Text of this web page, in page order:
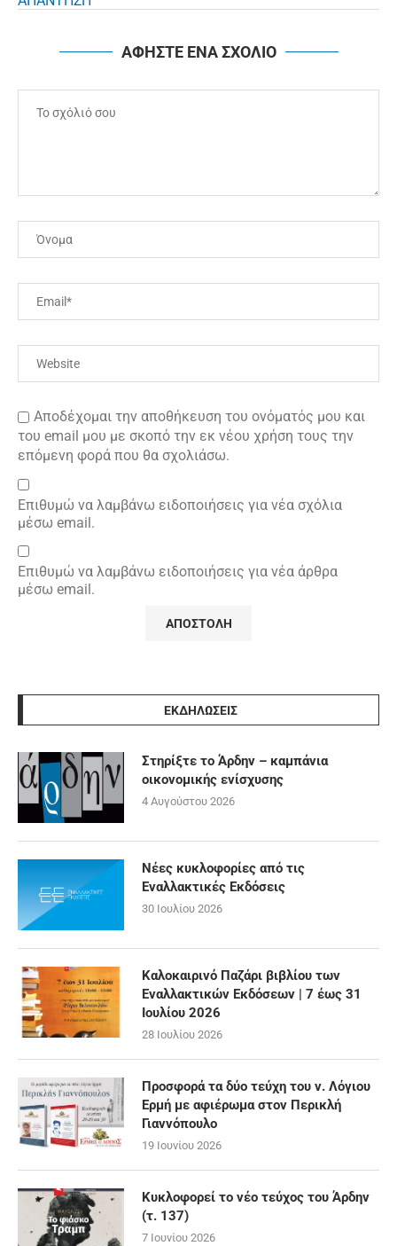
ΑΦΗΣΤΕ ΕΝΑ ΣΧΟΛΙΟ
Αποδέχομαι την αποθήκευση του ονόματός μου και
του email μου με σκοπό την εκ νέου χρήση τους την
επόμενη φορά που θα σχολιάσω.
Επιθυμώ να λαμβάνω ειδοποιήσεις για νέα σχόλια
μέσω email.
Επιθυμώ να λαμβάνω ειδοποιήσεις για νέα άρθρα
μέσω email.
ΕΚΔΗΛΩΣΕΙΣ
Στηρίξτε το Άρδην – καμπάνια
οικονομικής ενίσχυσης
4 Αυγούστου 2026
Νέες κυκλοφορίες από τις
Εναλλακτικές Εκδόσεις
30 Ιουλίου 2026
Καλοκαιρινό Παζάρι βιβλίου των
Εναλλακτικών Εκδόσεων | 7 έως 31
Ιουλίου 2026
28 Ιουλίου 2026
Προσφορά τα δύο τεύχη του ν. Λόγιου
Ερμή με αφιέρωμα στον Περικλή
Γιαννόπουλο
19 Ιουνίου 2026
Κυκλοφορεί το νέο τεύχος του Άρδην
(τ. 137)
7 Ιουνίου 2026